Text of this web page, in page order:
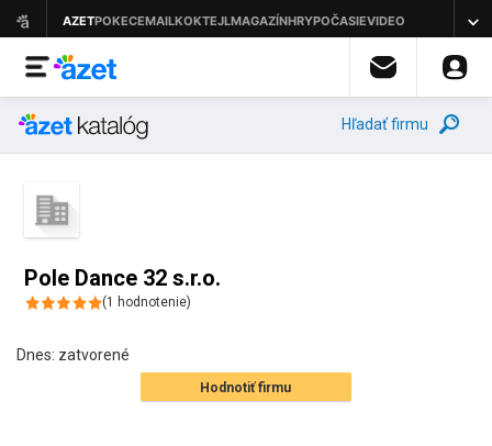
Hľadať firmu
Pole Dance 32 s.r.o.
(1 hodnotenie)
Dnes: zatvorené
Hodnotiť firmu